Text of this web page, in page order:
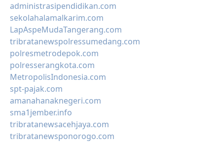
administrasipendidikan.com
sekolahalamalkarim.com
LapAspeMudaTangerang.com
tribratanewspolressumedang.com
polresmetrodepok.com
polresserangkota.com
MetropolisIndonesia.com
spt-pajak.com
amanahanaknegeri.com
sma1jember.info
tribratanewsacehjaya.com
tribratanewsponorogo.com